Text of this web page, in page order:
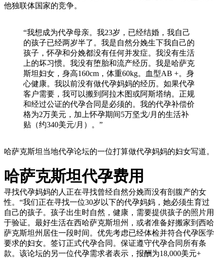
他独联体国家的竞争。
“我想成为代孕母亲。我23岁，已经结婚，我自己
的孩子已经两岁半了。我是自然分娩生下我自己的
孩子，怀孕和分娩都没有任何并发​​症。我没有生活
上的坏习惯。我没有堕胎和流产经历。我是哈萨克
斯坦妇女，身高160cm，体重60kg。血型AB +。身
心健康。我以前没有做代孕妈妈的经历。如果代孕
客户需要，我可以搬到阿拉木图或阿斯塔纳。正规
和经过公证的代孕合同是必须的。我的代孕补偿价
格为2万美元，加上怀孕期间5万坚戈/月的生活补
贴（约340美元/月）。”
哈萨克斯坦当地代孕论坛的一位打算做代孕妈妈的妇女写道。
哈萨克斯坦代孕费用
寻找代孕妈妈的人正在寻找曾经自然分娩而没有剖腹产的女
性。“我们正在寻找一位30岁以下的代孕妈妈，她必须生育过
自己的孩子。孩子出生时自然，健康，需要提供孩子的照片用
于验证。最好生活在西哈萨克斯坦州，或者准备好搬家到西哈
萨克斯坦州居住一段时间。优先考虑已经体检并符合代孕医学
要求的妇女。签订正式代孕合同。保证遵守代孕合同所有条
款。该论坛的另一位代孕需求者表示，报酬为18,000美元+